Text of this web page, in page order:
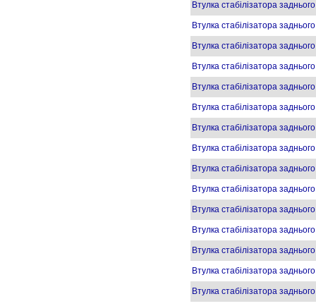
Втулка стабілізатора
Втулка стабілізатора
Втулка стабілізатора
Втулка стабілізатора
Втулка стабілізатора
Втулка стабілізатора
Втулка стабілізатора
Втулка стабілізатора
Втулка стабілізатора
Втулка стабілізатора
Втулка стабілізатора
Втулка стабілізатора
Втулка стабілізатора
Втулка стабілізатора
Втулка стабілізатора